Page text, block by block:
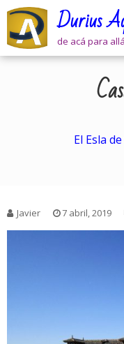
Skip
content
Durius
de acá para
El Esla
Javier 7 abril, 2019